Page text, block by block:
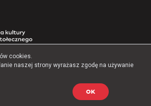
Muzeum Powstania Warszawskiego
cookies.
naszej strony wyrażasz zgodę na używanie
OK